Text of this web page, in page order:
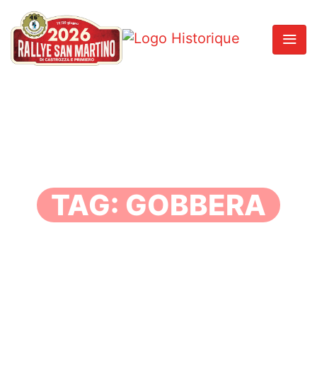
TAG: GOBBERA